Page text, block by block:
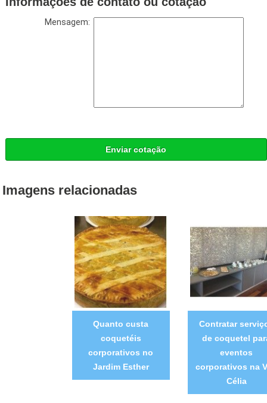
Mensagem:
Enviar cotação
Imagens relacionadas
Quanto custa
coquetéis
corporativos no
Jardim Esther
Contratar
de coquetel
eventos
corporativos na
Célia